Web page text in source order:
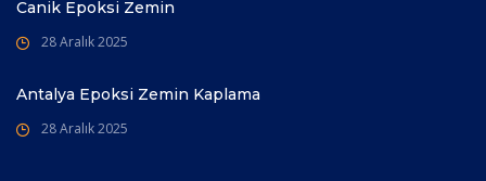
Canik Epoksi Zemin
28 Aralık 2025
Antalya Epoksi Zemin Kaplama
28 Aralık 2025